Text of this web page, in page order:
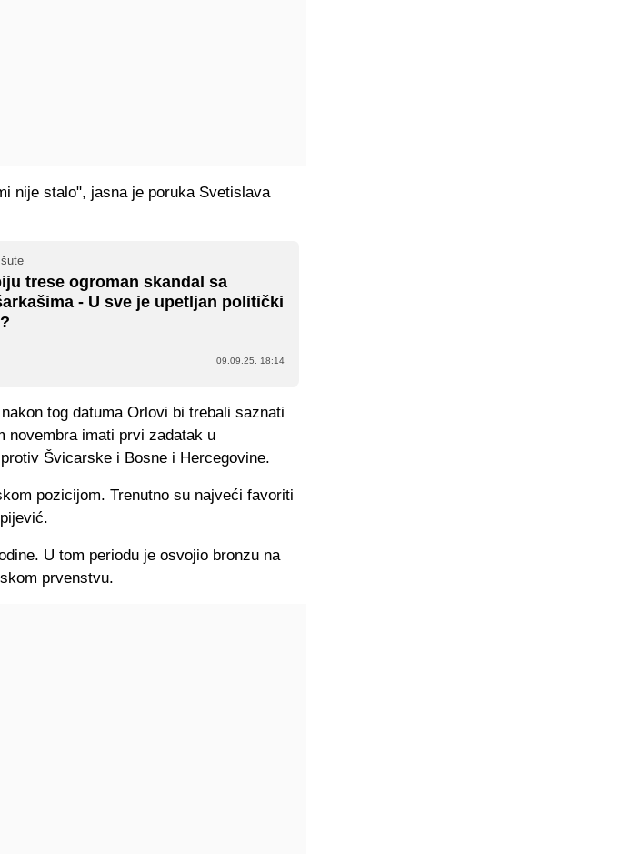
nije stalo", jasna je poruka Svetislava
trese ogroman skandal sa
- U sve je upetljan politički
09.09.25. 18:14
tog datuma Orlovi bi trebali saznati
novembra imati prvi zadatak u
Švicarske i Bosne i Hercegovine.
pozicijom. Trenutno su najveći favoriti
U tom periodu je osvojio bronzu na
prvenstvu.